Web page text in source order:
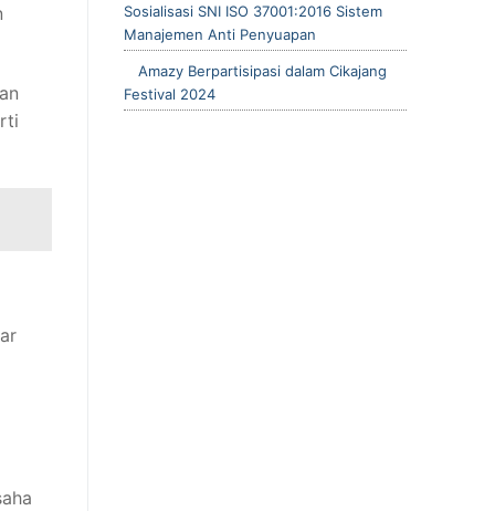
Sosialisasi SNI ISO 37001:2016 Sistem
Manajemen Anti Penyuapan
Amazy Berpartisipasi dalam Cikajang
Festival 2024